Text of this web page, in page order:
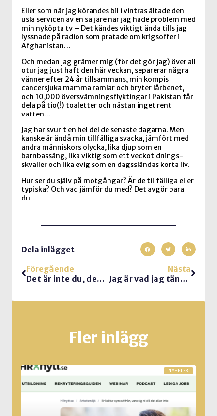
Eller som när jag körandes bil i vintras ältade den
usla servicen av en säljare när jag hade problem med
min nyköpta tv – Det kändes viktigt ända tills jag
lyssnade på radion som pratade om krigsoffer i
Afghanistan…
Och medan jag grämer mig (för det gör jag) över all
otur jag just haft den här veckan, separerar några
vänner efter 24 år tillsammans, min kompis
cancersjuka mamma ramlar och bryter lårbenet,
och 10,000 översvämningsflyktingar i Pakistan får
dela på tio(!) toaletter och nästan inget rent
vatten…
Jag har svurit en hel del de senaste dagarna. Men
kanske är ändå min tillfälliga svacka, jämfört med
andra människors olycka, lika djup som en
barnbassäng, lika viktig som ett veckotidnings-
skvaller och lika evig som en dagssländas korta liv.
Hur ser du själv på motgångar? Är de tillfälliga eller
typiska? Och vad jämför du med? Det avgör bara
du.
Dela inlägget
Föregående
Det är inte du, det är jag…
Nästa
Jag är vad jag tänker
Fler inlägg
NYHETER